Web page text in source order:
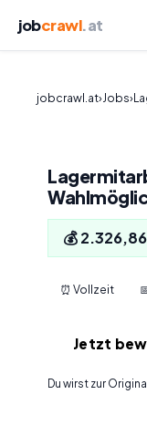
jobcrawl.at
jobcrawl.at›Jobs›
💰
⏰ Vollzeit
Jetzt
Du wirst zur